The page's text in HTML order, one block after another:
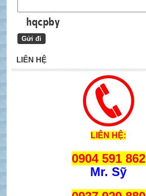
LIÊN HỆ
LIÊN HỆ:
0904 591 862
Mr. Sỹ